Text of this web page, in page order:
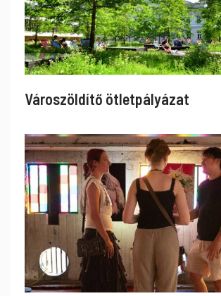
Városzöldítő ötletpályázat